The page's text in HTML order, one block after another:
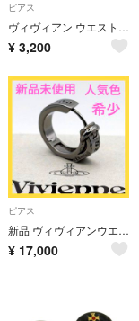
ピアス
ヴィヴィアン ウエストウッド BOBBY シングルフープピアス 片耳
¥ 3,200
ピアス
新品 ヴィヴィアンウエストウッド BOBBY フープピアス ガンメタル ボビー
¥ 17,000